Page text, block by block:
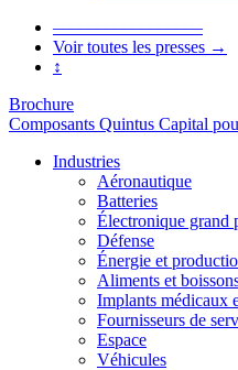
–––––––––––––––––
Voir toutes les presses →
↕
Brochure
Composants Quintus Capital
Industries
Aéronautique
Batteries
Électronique grand
Défense
Énergie et
Aliments et
Implants médicaux
Fournisseurs de
Espace
Véhicules